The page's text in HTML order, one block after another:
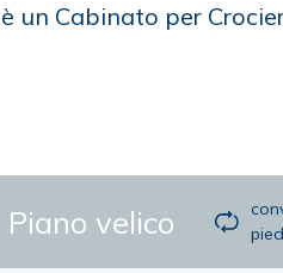
un Cabinato per
Piano velico